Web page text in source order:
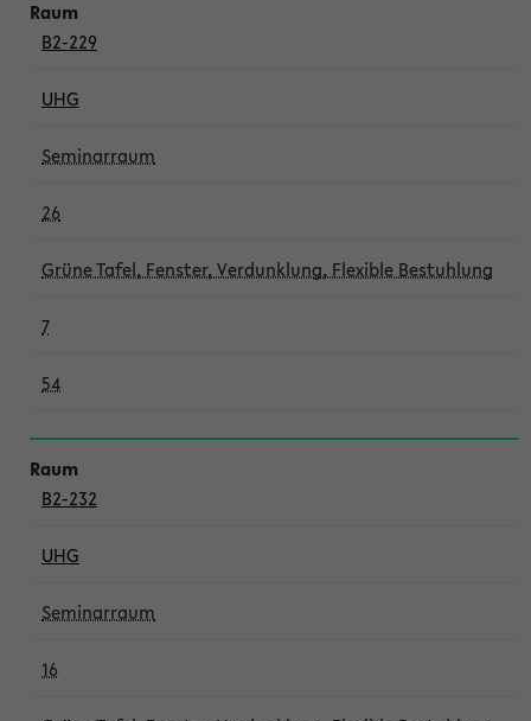
B2-229
UHG
Seminarraum
26
Grüne Tafel, Fenster, Verdunklung, Flexible Bestuhlung
7
54
B2-232
UHG
Seminarraum
16